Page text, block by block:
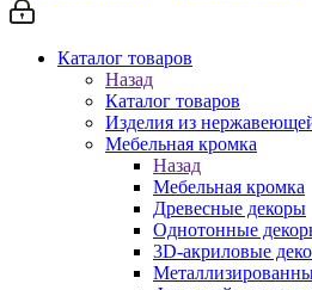
Каталог товаров
Назад
Каталог товаров
Изделия из
Мебельная кромка
Назад
Мебельная кромка
Древесные декоры
Однотонные
3D-акриловые